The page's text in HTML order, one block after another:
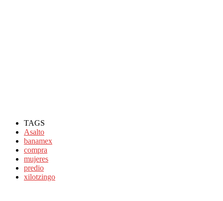
TAGS
Asalto
banamex
compra
mujeres
predio
xilotzingo